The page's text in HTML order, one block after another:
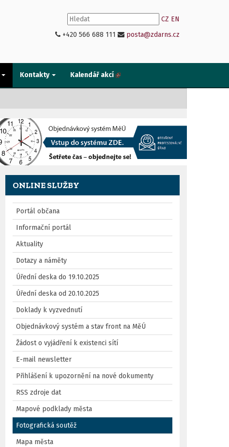
CZ EN
+420 566 688 111
posta@zdarns.cz
Kontakty Kalendář akcí
ONLINE SLUŽBY
Portál občana
Informační portál
Aktuality
Dotazy a náměty
Úřední deska do 19.10.2025
Úřední deska od 20.10.2025
Doklady k vyzvednutí
Objednávkový systém a stav front na MěÚ
Žádost o vyjádření k existenci sítí
E-mail newsletter
Přihlášení k upozornění na nové dokumenty
RSS zdroje dat
Mapové podklady města
Fotografická soutěž
Mapa města